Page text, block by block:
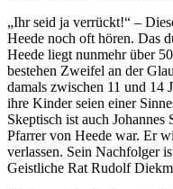
„Ihr seid ja verrückt!“ –
Heede noch oft hören. Das
Heede liegt nunmehr über
bestehen Zweifel an der
damals zwischen 11 und 14
ihre Kinder seien einer
Skeptisch ist auch
Pfarrer von Heede war. Er
verlassen. Sein Nachfolger
Geistliche Rat Rudolf